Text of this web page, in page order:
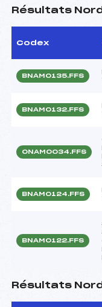
Résultats
Codex
BNAM0135.FFS
BNAM0132.FFS
ONAM0034.FFS
BNAM0124.FFS
BNAM0122.FFS
Résultats